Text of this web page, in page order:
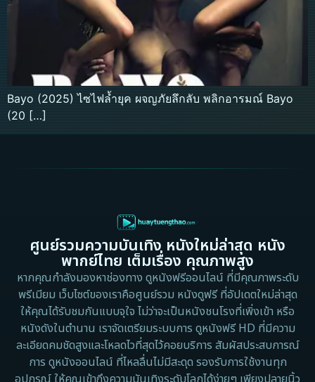
Bayo (2025) ไซไฟล้ำยุค ผจญภัยลึกลับ พลิกอารมณ์ Bayo
(20 […]
ศูนย์รวมความบันเทิง หนังใหม่ล่าสุด หนัง
พากย์ไทย เต็มเรื่อง คุณภาพสูง
หากคุณกำลังมองหาช่องทาง ดูหนังฟรีออนไลน์ ที่มีคุณภาพระดับ
พรีเมียม เว็บไซต์ของเราคือศูนย์รวม หนังดูฟรี ที่อัปเดตใหม่ล่าสุด
ให้คุณได้รับชมกันแบบจุใจ ไม่ว่าจะเป็นหนังชนโรงที่เพิ่งเข้า หรือ
หนังดังในตำนาน เราจัดเตรียมระบบการ ดูหนังฟรี HD ที่มีความ
ละเอียดคมชัดสูงและโหลดไวที่สุดไว้คอยบริการ สัมผัสประสบการณ์
การ ดูหนังออนไลน์ ที่ไหลลื่นไม่มีสะดุด รองรับการใช้งานทุก